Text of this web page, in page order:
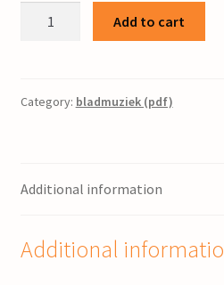
/
woorden
Heye
Add to cart
Category: bladmuziek (pdf)
Additional information
Additional